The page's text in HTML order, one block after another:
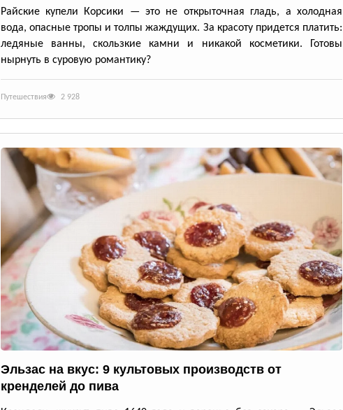
Райские купели Корсики — это не открыточная гладь, а холодная
вода, опасные тропы и толпы жаждущих. За красоту придется платить:
ледяные ванны, скользкие камни и никакой косметики. Готовы
нырнуть в суровую романтику?
Путешествия 2 928
Эльзас на вкус: 9 культовых производств от
кренделей до пива